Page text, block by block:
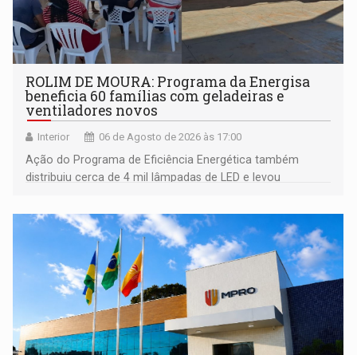
ROLIM DE MOURA: Programa da Energisa
beneficia 60 famílias com geladeiras e
ventiladores novos
Interior 06 de Agosto de 2026 às 17:00
Ação do Programa de Eficiência Energética também
distribuiu cerca de 4 mil lâmpadas de LED e levou
comunidade